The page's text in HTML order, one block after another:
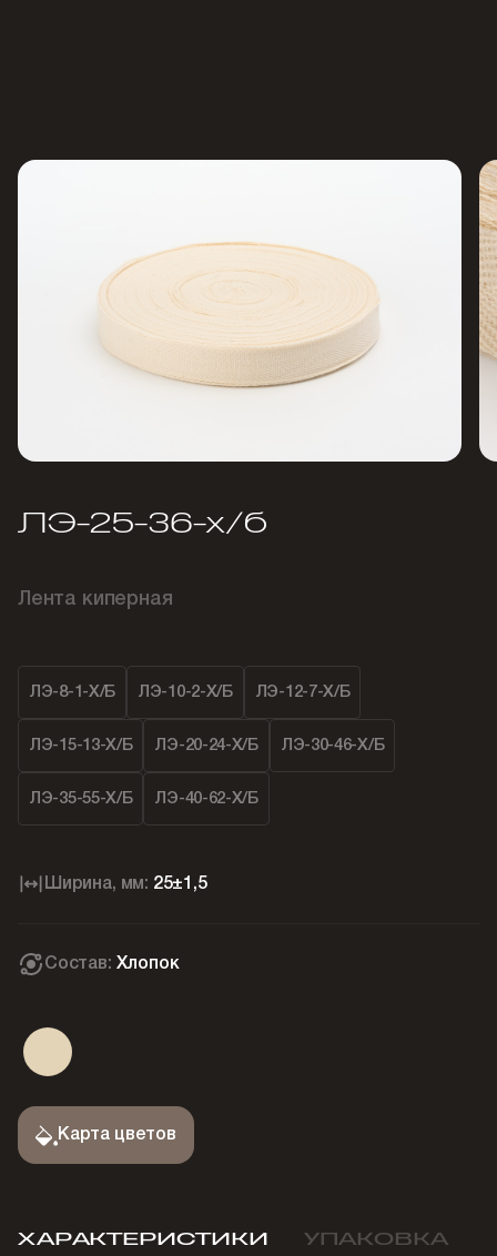
ЛЭ-25-36-х/б
Лента киперная
ЛЭ-8-1-Х/б ЛЭ-10-2-Х/б ЛЭ-12-7-Х/б
ЛЭ-15-13-Х/б ЛЭ-20-24-Х/б ЛЭ-30-46-Х/б
ЛЭ-35-55-Х/б ЛЭ-40-62-Х/б
Ширина, мм: 25±1,5
Состав: Хлопок
Карта цветов
ХАРАКТЕРИСТИКИ УПАКОВКА